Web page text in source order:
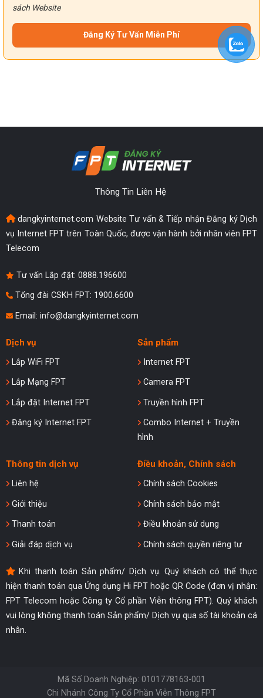
sách Website
Thông Tin Liên Hệ
dangkyinternet.com Website Tư vấn & Tiếp nhận Đăng ký Dịch
vụ Internet FPT trên Toàn Quốc, được vận hành bởi nhân viên FPT
Telecom
Tư vấn Lắp đặt: 0888.196600
Tổng đài CSKH FPT: 1900.6600
Email: info@dangkyinternet.com
Dịch vụ
Lắp WiFi FPT
Lắp Mạng FPT
Lắp đặt Internet FPT
Đăng ký Internet FPT
Sản phẩm
Internet FPT
Camera FPT
Truyền hình FPT
Combo Internet + Truyền
hình
Thông tin dịch vụ
Liên hệ
Giới thiệu
Thanh toán
Giải đáp dịch vụ
Điều khoản, Chính sách
Chính sách Cookies
Chính sách bảo mật
Điều khoản sử dụng
Chính sách quyền riêng tư
Khi thanh toán Sản phẩm/ Dịch vụ. Quý khách có thể thực
hiện thanh toán qua Ứng dụng Hi FPT hoặc QR Code (đơn vị nhận:
FPT Telecom hoặc Công ty Cổ phần Viễn thông FPT). Quý khách
vui lòng không thanh toán Sản phẩm/ Dịch vụ qua số tài khoản cá
nhân.
Mã Số Doanh Nghiệp: 0101778163-001
Chi Nhánh Công Ty Cổ Phần Viễn Thông FPT